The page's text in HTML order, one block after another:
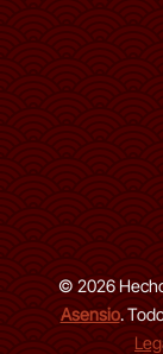
© 2026
Asensio.